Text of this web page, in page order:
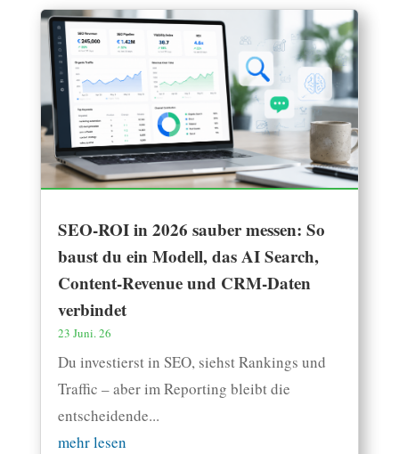
SEO-ROI in 2026 sauber messen: So
baust du ein Modell, das AI Search,
Content-Revenue und CRM-Daten
verbindet
23 Juni. 26
Du investierst in SEO, siehst Rankings und
Traffic – aber im Reporting bleibt die
entscheidende...
mehr lesen